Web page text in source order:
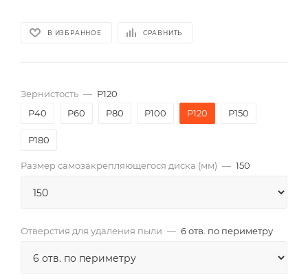
В ИЗБРАННОЕ СРАВНИТЬ
Зернистость — P120
P40
P60 P80 P100 P120 P150
P180
Размер самозакрепляющегося диска (мм) — 150
Отверстия для удаления пыли — 6 отв. по периметру